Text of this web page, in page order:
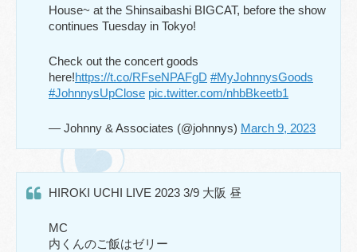
House~ at the Shinsaibashi BIGCAT, before the show
continues Tuesday in Tokyo!
Check out the concert goods
here!https://t.co/RFseNPAFgD #MyJohnnysGoods
#JohnnysUpClose pic.twitter.com/nhbBkeetb1
— Johnny & Associates (@johnnys) March 9, 2023
HIROKI UCHI LIVE 2023 3/9 大阪 昼
MC
内くんのご飯はゼリー